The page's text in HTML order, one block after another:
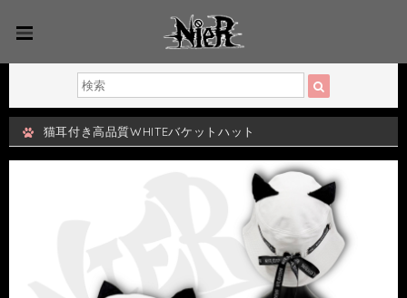
猫耳付き高品質WHITEバケットハット